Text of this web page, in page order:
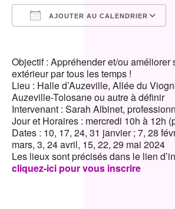
AJOUTER AU CALENDRIER
Objectif : Appréhender et/ou améliorer
extérieur par tous les temps !
Lieu : Halle d’Auzeville, Allée du
Auzeville-Tolosane ou autre à définir
Intervenant : Sarah Albinet,
Jour et Horaires : mercredi 10h à 12h
Dates : 10, 17, 24, 31 janvier ; 7, 28
mars, 3, 24 avril, 15, 22, 29 mai 2024
Les lieux sont précisés dans le lien
cliquez-ici pour vous inscrire